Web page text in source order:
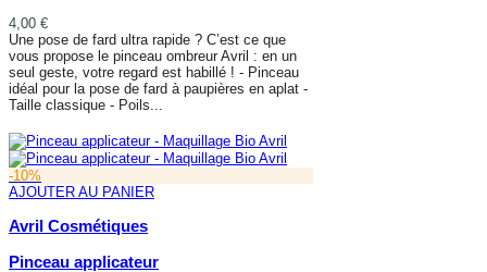
4,00 €
Une pose de fard ultra rapide ? C’est ce que
vous propose le pinceau ombreur Avril : en un
seul geste, votre regard est habillé ! - Pinceau
idéal pour la pose de fard à paupières en aplat -
Taille classique - Poils...
-10%
AJOUTER AU PANIER
Avril Cosmétiques
Pinceau applicateur